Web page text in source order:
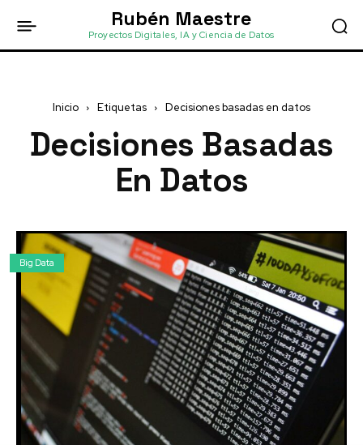
Rubén Maestre
Proyectos Digitales, IA y Ciencia de Datos
Inicio Etiquetas Decisiones basadas en datos
Decisiones Basadas
En Datos
Big Data